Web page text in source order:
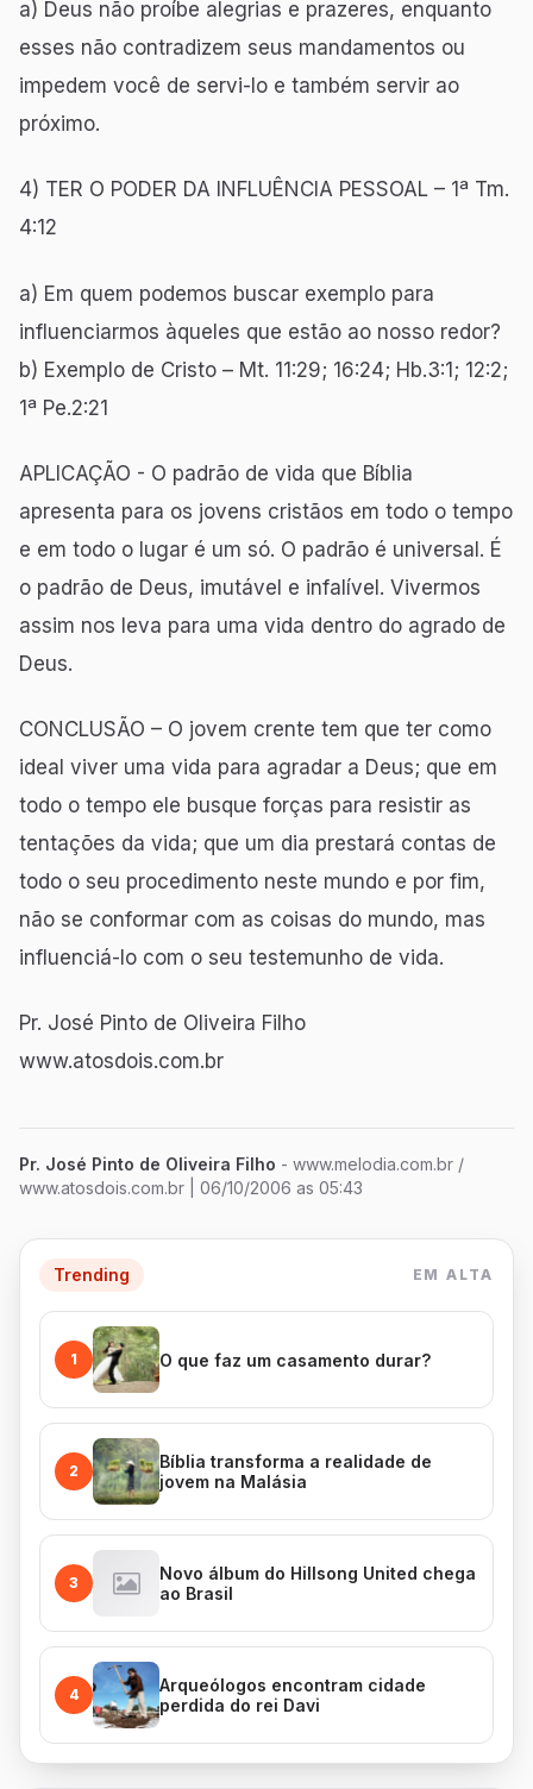
a) Deus não proíbe alegrias e prazeres, enquanto
esses não contradizem seus mandamentos ou
impedem você de servi-lo e também servir ao
próximo.
4) TER O PODER DA INFLUÊNCIA PESSOAL – 1ª Tm.
4:12
a) Em quem podemos buscar exemplo para
influenciarmos àqueles que estão ao nosso redor?
b) Exemplo de Cristo – Mt. 11:29; 16:24; Hb.3:1; 12:2;
1ª Pe.2:21
APLICAÇÃO - O padrão de vida que Bíblia
apresenta para os jovens cristãos em todo o tempo
e em todo o lugar é um só. O padrão é universal. É
o padrão de Deus, imutável e infalível. Vivermos
assim nos leva para uma vida dentro do agrado de
Deus.
CONCLUSÃO – O jovem crente tem que ter como
ideal viver uma vida para agradar a Deus; que em
todo o tempo ele busque forças para resistir as
tentações da vida; que um dia prestará contas de
todo o seu procedimento neste mundo e por fim,
não se conformar com as coisas do mundo, mas
influenciá-lo com o seu testemunho de vida.
Pr. José Pinto de Oliveira Filho
www.atosdois.com.br
Pr. José Pinto de Oliveira Filho - www.melodia.com.br /
www.atosdois.com.br
| 06/10/2006 as 05:43
Trending EM ALTA
1 O que faz um casamento durar?
2
Bíblia transforma a realidade de
jovem na Malásia
3
Novo álbum do Hillsong United chega
ao Brasil
4
Arqueólogos encontram cidade
perdida do rei Davi